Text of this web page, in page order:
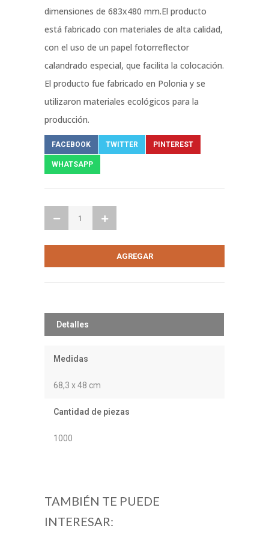
dimensiones de 683x480 mm.El producto
está fabricado con materiales de alta calidad,
con el uso de un papel fotorreflector
calandrado especial, que facilita la colocación.
El producto fue fabricado en Polonia y se
utilizaron materiales ecológicos para la
producción.
FACEBOOK TWITTER PINTEREST
WHATSAPP
Detalles
Medidas
68,3 x 48 cm
Cantidad de piezas
1000
TAMBIÉN TE PUEDE
INTERESAR: